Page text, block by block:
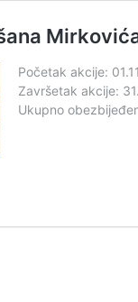
Početak akcije:
Završetak akcije:
Ukupno